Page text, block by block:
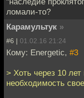
ломали-то?
Карамультук »
#6 | 01.02.16 21:24
Кому: Energetic, #3
> Хоть через 10
необходимость